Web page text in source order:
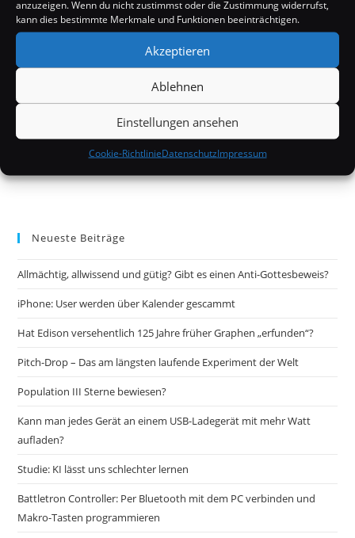
anzuzeigen. Wenn du nicht zustimmst oder die Zustimmung widerrufst,
kann dies bestimmte Merkmale und Funktionen beeinträchtigen.
Akzeptieren
Ablehnen
Einstellungen ansehen
Cookie-RichtlinieDatenschutzImpressum
Neueste Beiträge
Allmächtig, allwissend und gütig? Gibt es einen Anti-Gottesbeweis?
iPhone: User werden über Kalender gescammt
Hat Edison versehentlich 125 Jahre früher Graphen „erfunden“?
Pitch-Drop – Das am längsten laufende Experiment der Welt
Population III Sterne bewiesen?
Kann man jedes Gerät an einem USB-Ladegerät mit mehr Watt
aufladen?
Studie: KI lässt uns schlechter lernen
Battletron Controller: Per Bluetooth mit dem PC verbinden und
Makro-Tasten programmieren